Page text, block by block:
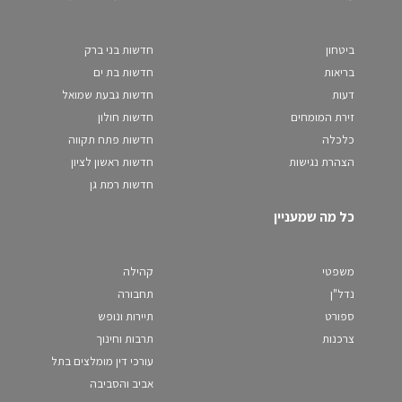
ביטחון
בריאות
דעות
זירת המומחים
כלכלה
הצהרת נגישות
חדשות בני ברק
חדשות בת ים
חדשות גבעת שמואל
חדשות חולון
חדשות פתח תקווה
חדשות ראשון לציון
חדשות רמת גן
כל מה שמעניין
משפטי
נדל"ן
ספורט
צרכנות
קהילה
תחבורה
תיירות ונופש
תרבות וחינוך
עורכי דין מומלצים בתל
אביב והסביבה